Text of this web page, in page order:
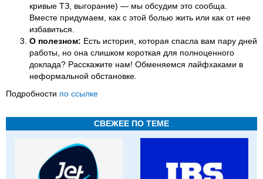
кривые ТЗ, выгорание) — мы обсудим это сообща.
Вместе придумаем, как с этой болью жить или как от нее
избавиться.
О полезном: Есть история, которая спасла вам пару дней
работы, но она слишком короткая для полноценного
доклада? Расскажите нам! Обменяемся лайфхаками в
неформальной обстановке.
Подробности по ссылке
СВЕЖЕЕ ПО ТЕМЕ